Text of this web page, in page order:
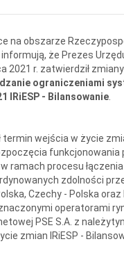
na obszarze
że Prezes
2021 r. zatwierdził zmiany
ograniczeniami
IRiESP - Bilansowanie.
termin wejścia w życie
funkcjonowania
ramach procesu
zdolności
Czechy - Polska
operatorami
PSE S.A. z
zmian IRiESP -